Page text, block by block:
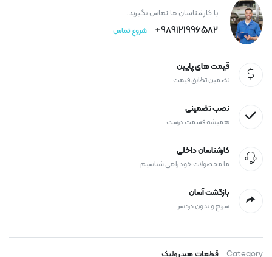
با کارشناسان ما تماس بگیرید.
989121996582+ شروع تماس
قیمت های پایین
تضمین تطابق قیمت
نصب تضمینی
همیشه قسمت درست
کارشناسان داخلی
ما محصولات خود را می شناسیم
بازگشت آسان
سریع و بدون دردسر